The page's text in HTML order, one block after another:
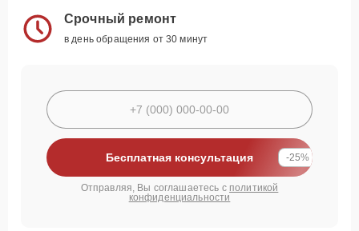
Срочный ремонт
в день обращения от 30 минут
Бесплатная консультация -25%
Отправляя, Вы соглашаетесь с политикой
конфиденциальности